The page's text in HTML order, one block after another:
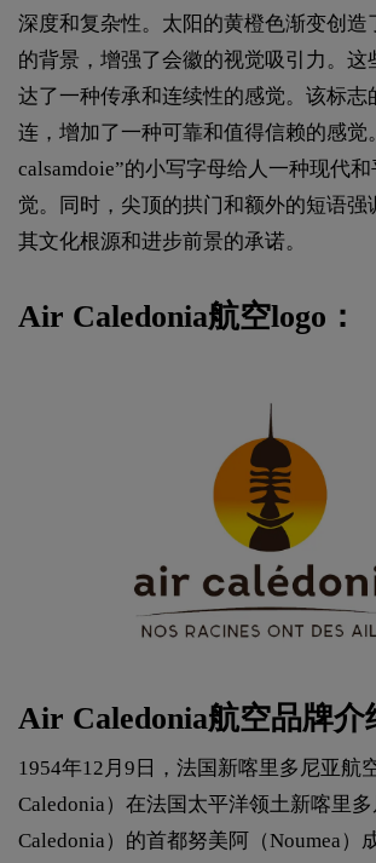
深度和复杂性。太阳的黄橙色渐变创造
的背景，增强了会徽的视觉吸引力。这
达了一种传承和连续性的感觉。该标志
连，增加了一种可靠和值得信赖的感觉
calsamdoie”的小写字母给人一种现代
觉。同时，尖顶的拱门和额外的短语强
其文化根源和进步前景的承诺。
Air Caledonia航空logo：
Air Caledonia航空品牌介
1954年12月9日，法国新喀里多尼亚航
Caledonia）在法国太平洋领土新喀里
Caledonia）的首都努美阿（Noumea）